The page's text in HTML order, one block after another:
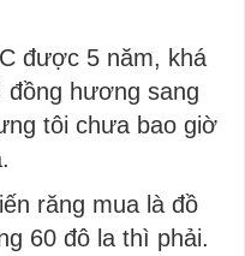
được 5 năm, khá
đồng hương sang
tôi chưa bao giờ
răng mua là đồ
60 đô la thì phải.